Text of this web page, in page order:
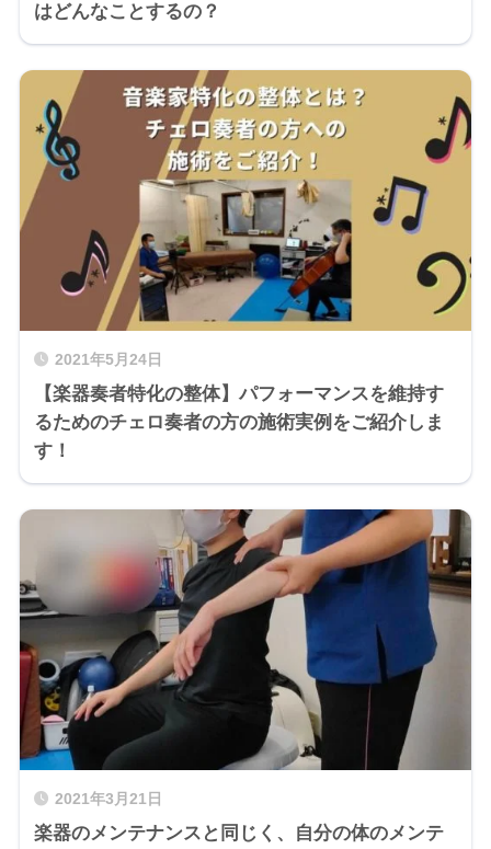
はどんなことするの？
2021年5月24日
【楽器奏者特化の整体】パフォーマンスを維持す
るためのチェロ奏者の方の施術実例をご紹介しま
す！
2021年3月21日
楽器のメンテナンスと同じく、自分の体のメンテ